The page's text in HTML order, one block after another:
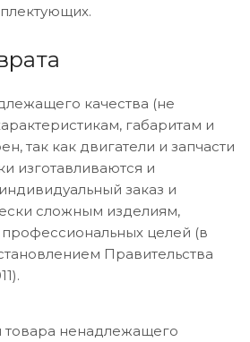
качества (не
габаритам и
так как двигатели и запчасти
изготавливаются и
заказ и
сложным изделиям,
целей (в
Правительства
товара ненадлежащего